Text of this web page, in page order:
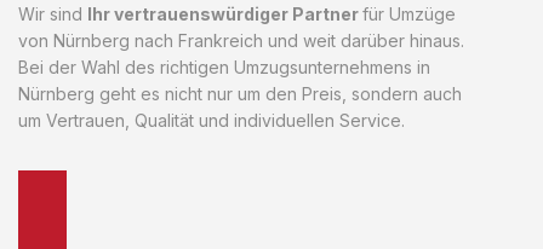
Wir sind Ihr vertrauenswürdiger Partnerfür Umzüge
von Nürnberg nach Frankreich und weit darüber hinaus.
Bei der Wahl des richtigen Umzugsunternehmens in
Nürnberg geht es nicht nur um den Preis, sondern auch
um Vertrauen, Qualität und individuellen Service.